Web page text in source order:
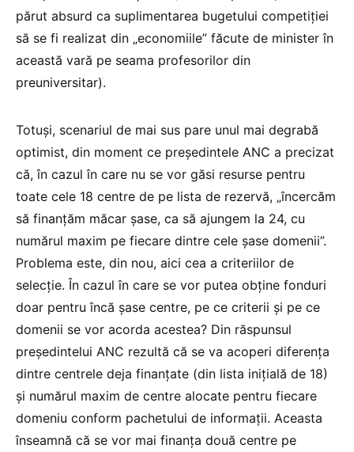
părut absurd ca suplimentarea bugetului competiției
să se fi realizat din „economiile” făcute de minister în
această vară pe seama profesorilor din
preuniversitar).
Totuși, scenariul de mai sus pare unul mai degrabă
optimist, din moment ce președintele ANC a precizat
că, în cazul în care nu se vor găsi resurse pentru
toate cele 18 centre de pe lista de rezervă, „încercăm
să finanțăm măcar șase, ca să ajungem la 24, cu
numărul maxim pe fiecare dintre cele șase domenii”.
Problema este, din nou, aici cea a criteriilor de
selecție. În cazul în care se vor putea obține fonduri
doar pentru încă șase centre, pe ce criterii și pe ce
domenii se vor acorda acestea? Din răspunsul
președintelui ANC rezultă că se va acoperi diferența
dintre centrele deja finanțate (din lista inițială de 18)
și numărul maxim de centre alocate pentru fiecare
domeniu conform pachetului de informații. Aceasta
înseamnă că se vor mai finanța două centre pe